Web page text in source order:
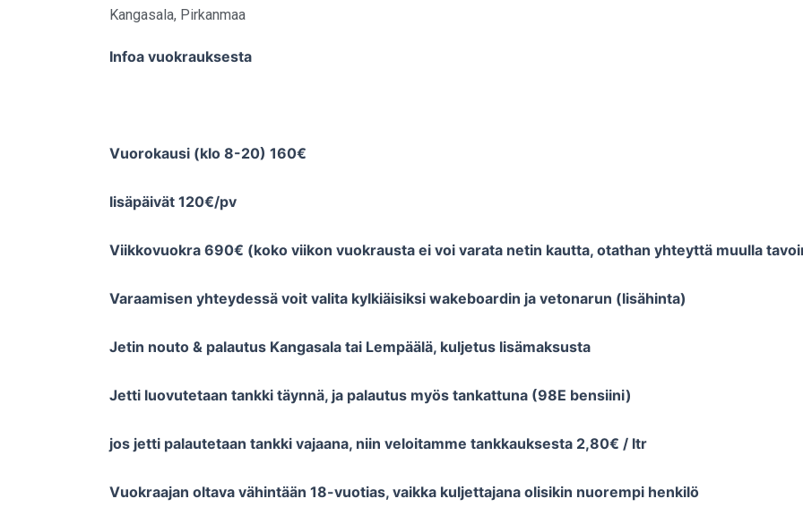
Kangasala, Pirkanmaa
Infoa vuokrauksesta
Vuorokausi (klo 8-20) 160€
lisäpäivät 120€/pv
Viikkovuokra 690€ (koko viikon vuokrausta ei voi varata netin kautta, otathan yhteyttä muulla
Varaamisen yhteydessä voit valita kylkiäisiksi wakeboardin ja vetonarun (lisähinta)
Jetin nouto & palautus Kangasala tai Lempäälä, kuljetus lisämaksusta
Jetti luovutetaan tankki täynnä, ja palautus myös tankattuna (98E bensiini)
jos jetti palautetaan tankki vajaana, niin veloitamme tankkauksesta 2,80€ / ltr
Vuokraajan oltava vähintään 18-vuotias, vaikka kuljettajana olisikin nuorempi henkilö